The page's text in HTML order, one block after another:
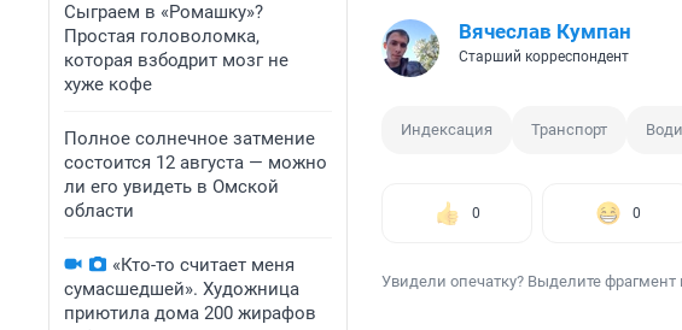
Сыграем в «Ромашку»?
Простая головоломка,
которая взбодрит мозг не
хуже кофе
Полное солнечное затмение
состоится 12 августа — можно
ли его увидеть в Омской
области
«Кто-то считает меня
сумасшедшей». Художница
приютила дома 200 жирафов
Вячеслав Кумпан
Старший корреспондент
Индексация Транспорт
0 0
Увидели опечатку? Выделите фрагмент